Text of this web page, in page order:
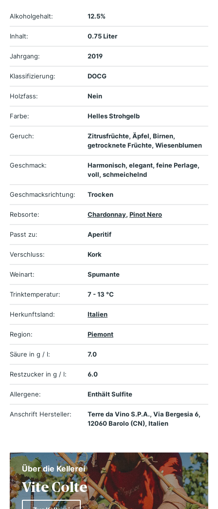
Alkoholgehalt: 12.5%
Inhalt: 0.75 Liter
Jahrgang: 2019
Klassifizierung: DOCG
Holzfass: Nein
Farbe: Helles Strohgelb
Geruch:
Zitrusfrüchte, Äpfel, Birnen,
getrocknete Früchte, Wiesenblumen
Geschmack:
Harmonisch, elegant, feine Perlage,
voll, schmeichelnd
Geschmacksrichtung: Trocken
Rebsorte: Chardonnay, Pinot Nero
Passt zu: Aperitif
Verschluss: Kork
Weinart: Spumante
Trinktemperatur: 7 - 13 °C
Herkunftsland: Italien
Region: Piemont
Säure in g / l: 7.0
Restzucker in g / l: 6.0
Allergene: Enthält Sulfite
Anschrift Hersteller:
Terre da Vino S.P.A., Via Bergesia 6,
12060 Barolo (CN), Italien
Über die Kellerei
Vite Colte